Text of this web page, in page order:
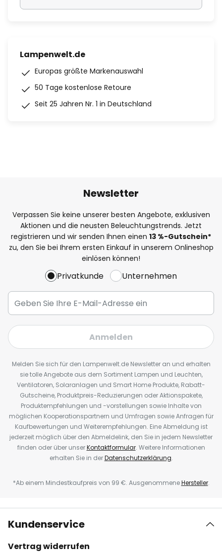
Lampenwelt.de
Europas größte Markenauswahl
50 Tage kostenlose Retoure
Seit 25 Jahren Nr. 1 in Deutschland
Newsletter
Verpassen Sie keine unserer besten Angebote, exklusiven
Aktionen und die neusten Beleuchtungstrends. Jetzt
registrieren und wir senden Ihnen einen 13 %-Gutschein*
zu, den Sie bei Ihrem ersten Einkauf in unserem Onlineshop
einlösen können!
Privatkunde Unternehmen
Anmelden
Melden Sie sich für den Lampenwelt.de Newsletter an und erhalten
sie tolle Angebote aus dem Sortiment Lampen und Leuchten,
Ventilatoren, Solaranlagen und Smart Home Produkte, Rabatt-
Gutscheine, Produktpreis-Reduzierungen oder Aktionspakete,
Produktempfehlungen und -vorstellungen sowie Inhalte von
möglichen Kooperationspartnern und Umfragen sowie Anfragen für
Kaufbewertungen und Weiterempfehlungen. Eine Abmeldung ist
jederzeit möglich über den Abmeldelink, den Sie in jedem Newsletter
finden oder über unserKontaktformular. Weitere Informationen
erhalten Sie in derDatenschutzerklärung.
*Ab einem Mindestkaufpreis von 99 €. AusgenommeneHersteller.
Kundenservice
Vertrag widerrufen